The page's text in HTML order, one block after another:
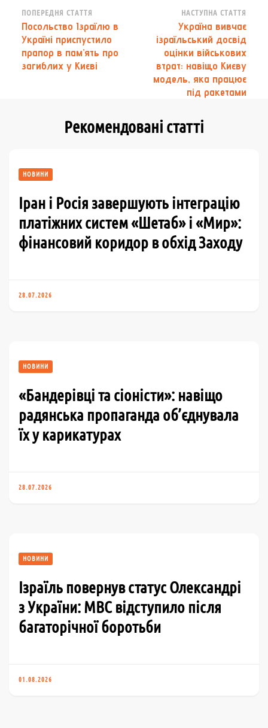
Навігація
по
запису
ПОПЕРЕДНЯ СТАТТЯ
Посольство Ізраїлю в
Україні приспустило
прапор в пам’ять про
загиблих у Києві
НАСТУПНА СТАТТЯ
Україна вивчає
ізраїльський досвід
оцінки військових
втрат: навіщо Києву
модель, яка працює
під ракетами
Рекомендовані статті
НОВИНИ
Іран і Росія завершують інтеграцію
платіжних систем «Шетаб» і «Мир»:
фінансовий коридор в обхід Заходу
28.07.2026
НОВИНИ
«Бандерівці та сіоністи»: навіщо
радянська пропаганда об’єднувала
їх у карикатурах
28.07.2026
НОВИНИ
Ізраїль повернув статус Олександрі
з України: МВС відступило після
багаторічної боротьби
01.08.2026